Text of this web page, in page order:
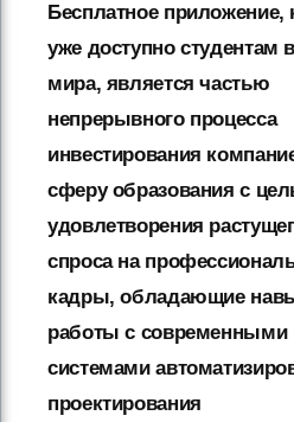
Бесплатное приложение,
уже доступно студентам
мира, является частью
непрерывного процесса
инвестирования
сферу образования с
удовлетворения
спроса на
кадры, обладающие
работы с современными
системами
проектирования